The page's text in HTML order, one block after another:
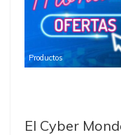
Productos
El Cyber